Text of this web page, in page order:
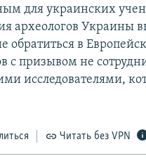
для украинских
археологов Украины
обратиться в
с призывом не
исследователями,
Читать без VPN